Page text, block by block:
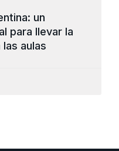
un
para llevar la
aulas